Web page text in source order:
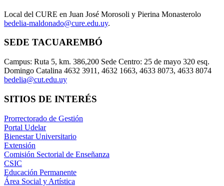
Local del CURE en Juan José Morosoli y Pierina Monasterolo
bedelia-maldonado@cure.edu.uy.
SEDE TACUAREMBÓ
Campus: Ruta 5, km. 386,200 Sede Centro: 25 de mayo 320 esq.
Domingo Catalina 4632 3911, 4632 1663, 4633 8073, 4633 8074
bedelia@cut.edu.uy
SITIOS DE INTERÉS
Prorrectorado de Gestión
Portal Udelar
Bienestar Universitario
Extensión
Comisión Sectorial de Enseñanza
CSIC
Educación Permanente
Área Social y Artística